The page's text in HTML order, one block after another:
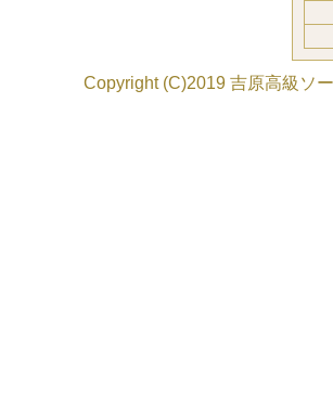
Copyright (C)2019吉原高級ソ